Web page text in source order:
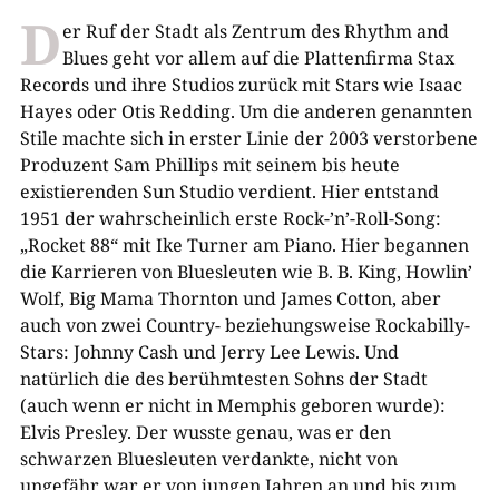
Der Ruf der Stadt als Zentrum des Rhythm and
Blues geht vor allem auf die Plattenfirma Stax
Records und ihre Studios zurück mit Stars wie Isaac
Hayes oder Otis Redding. Um die anderen genannten
Stile machte sich in erster Linie der 2003 verstorbene
Produzent Sam Phillips mit seinem bis heute
existierenden Sun Studio verdient. Hier entstand
1951 der wahrscheinlich erste Rock-’n’-Roll-Song:
„Rocket 88“ mit Ike Turner am Piano. Hier begannen
die Karrieren von Bluesleuten wie B. B. King, Howlin’
Wolf, Big Mama Thornton und James Cotton, aber
auch von zwei Country- beziehungsweise Rockabilly-
Stars: Johnny Cash und Jerry Lee Lewis. Und
natürlich die des berühmtesten Sohns der Stadt
(auch wenn er nicht in Memphis geboren wurde):
Elvis Presley. Der wusste genau, was er den
schwarzen Bluesleuten verdankte, nicht von